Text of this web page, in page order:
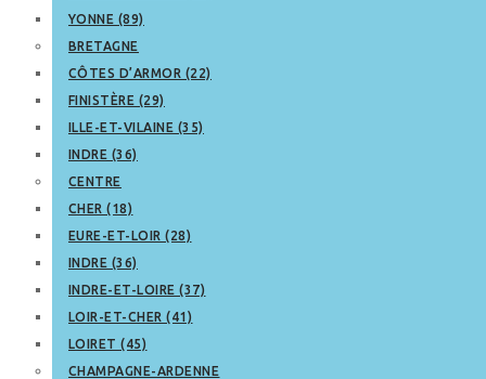
YONNE (89)
BRETAGNE
CÔTES D’ARMOR (22)
FINISTÈRE (29)
ILLE-ET-VILAINE (35)
INDRE (36)
CENTRE
CHER (18)
EURE-ET-LOIR (28)
INDRE (36)
INDRE-ET-LOIRE (37)
LOIR-ET-CHER (41)
LOIRET (45)
CHAMPAGNE-ARDENNE